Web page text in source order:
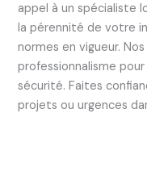
appel à un spécialiste
la pérennité de votre
normes en vigueur.
professionnalisme
sécurité. Faites
projets ou urgences